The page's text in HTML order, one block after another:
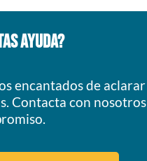
AYUDA?
encantados de aclarar
Contacta con nosotros